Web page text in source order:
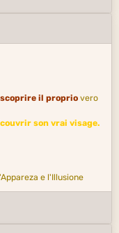
il proprio vero
son vrai visage.
e l'Illusione